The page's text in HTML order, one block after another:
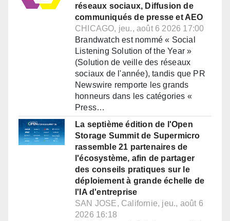
réseaux sociaux, Diffusion de
communiqués de presse et AEO
CHICAGO, jeu., août 6 2026 17:00
Brandwatch est nommé « Social
Listening Solution of the Year »
(Solution de veille des réseaux
sociaux de l'année), tandis que PR
Newswire remporte les grands
honneurs dans les catégories «
Press…
La septième édition de l'Open
Storage Summit de Supermicro
rassemble 21 partenaires de
l'écosystème, afin de partager
des conseils pratiques sur le
déploiement à grande échelle de
l'IA d'entreprise
SAN JOSE, Californie, jeu., août 6
2026 16:18